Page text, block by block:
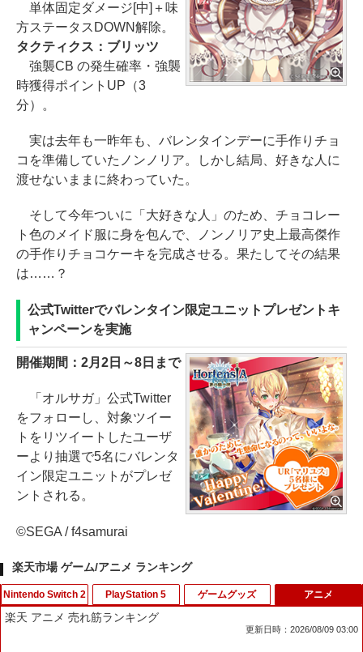
単体固定ダメージ[中]＋味
方ステータスDOWN解除。
タクティクス：ブリッツ
強襲CB の発生確率・強襲
時獲得ポイントUP（3
分）。
実は去年も一昨年も、バレンタインデーに手作りチョ
コを準備していたノンノリア。しかし結局、好きな人に
渡せないままに終わっていた。
そして今年ついに「大好きな人」のため、チョコレー
ト色のメイド服に身を包んで、ノンノリア史上最高傑作
の手作りチョコケーキを完成させる。果たしてその結果
は……？
公式Twitterでバレンタイン限定ユニットプレゼントキ
ャンペーンを実施
開催期間：2月2日～8日まで
「オルサガ」公式Twitter
をフォローし、対象ツイー
トをリツイートしたユーザ
ーより抽選で5名にバレンタ
イン限定ユニットがプレゼ
ントされる。
©SEGA / f4samurai
楽天市場 ゲーム/アニメ ランキング
Nintendo Switch 2 PlayStation 5 ゲームグッズ アニメ
楽天 アニメ 売れ筋ランキング
更新日時：2026/08/09 03:00